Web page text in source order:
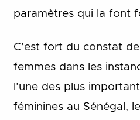
paramètres qui la font
C’est fort du constat
femmes dans les
l’une des plus
féminines au Sénégal,